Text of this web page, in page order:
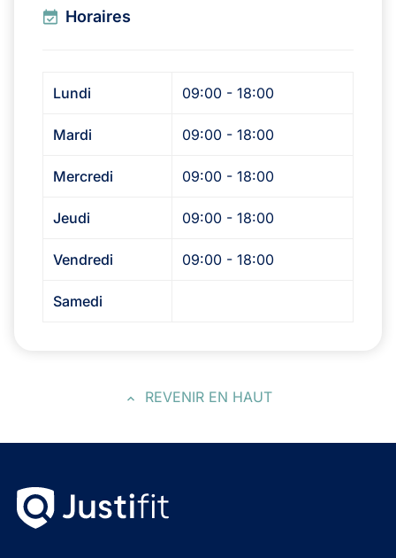
Horaires
Lundi 09:00 - 18:00
Mardi 09:00 - 18:00
Mercredi 09:00 - 18:00
Jeudi 09:00 - 18:00
Vendredi 09:00 - 18:00
Samedi
REVENIR EN HAUT